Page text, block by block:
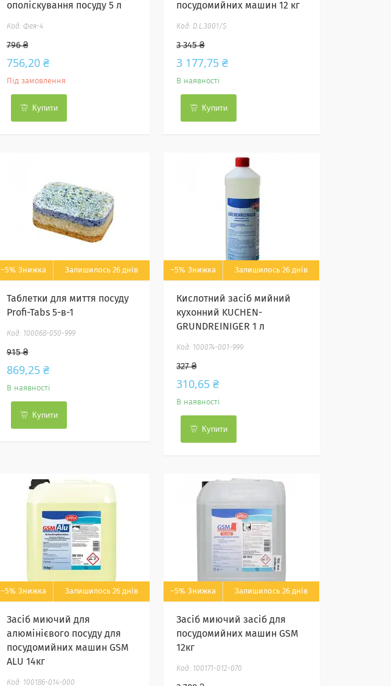
ополіскування посуду 5 л
Фея-4
796 ₴
756,20 ₴
Під замовлення
Купити
посудомийних машин 12 кг
D.L.3001/S
3 345 ₴
3 177,75 ₴
В наявності
Купити
–5% Залишилось 26 днів
Таблетки для миття посуду
Profi-Tabs 5-в-1
100068-050-999
915 ₴
869,25 ₴
В наявності
Купити
–5% Залишилось 26 днів
Кислотний засіб мийний
кухонний KUCHEN-
GRUNDREINIGER 1 л
100074-001-999
327 ₴
310,65 ₴
В наявності
Купити
–5% Залишилось 26 днів
Засіб миючий для
алюмінієвого посуду для
посудомийних машин GSM
ALU 14кг
100186-014-000
–5% Залишилось 26 днів
Засіб миючий засіб для
посудомийних машин GSM
12кг
100171-012-070